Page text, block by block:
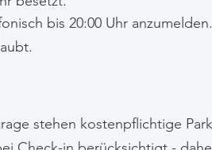
bis 20:00 Uhr anzumelden.
stehen kostenpflichtige